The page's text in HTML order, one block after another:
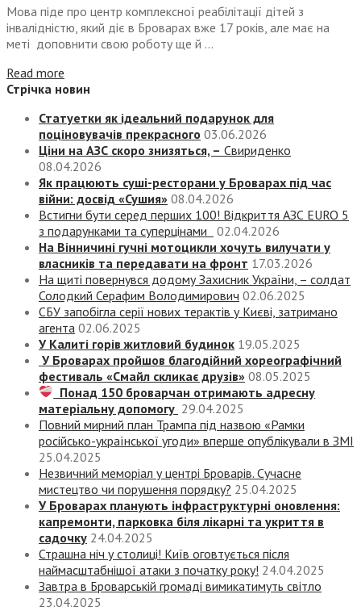
Мова піде про центр комплексної реабілітації дітей з
інвалідністю, який діє в Броварах вже 17 років, але має на
меті доповнити свою роботу ще й ...
Read more
Стрічка новин
Статуетки як ідеальний подарунок для
поціновувачів прекрасного 03.06.2026
Ціни на АЗС скоро знизяться, – Свириденко
08.04.2026
Як працюють суші-ресторани у Броварах під час
війни: досвід «Сушия» 08.04.2026
Встигни бути серед перших 100! Відкриття АЗС EURO 5
з подарунками та суперцінами
02.04.2026
На Вінничині гучні мотоцикли хочуть вилучати у
власників та передавати на фронт 17.03.2026
На щиті повернувся додому Захисник України, – солдат
Солодкий Серафим Володимирович 02.06.2025
СБУ запобігла серії нових терактів у Києві, затримано
агента 02.06.2025
У Калиті горів житловий будинок 19.05.2025
У Броварах пройшов благодійний хореографічний
фестиваль «Смайл скликає друзів» 08.05.2025
Понад 150 броварчан отримають адресну
матеріальну допомогу 29.04.2025
Повний мирний план Трампа під назвою «‎Рамки
російсько-української угоди» вперше опублікували в ЗМІ
25.04.2025
Незвичний меморіал у центрі Броварів. Сучасне
мистецтво чи порушення порядку? 25.04.2025
У Броварах планують інфраструктурні оновлення:
капремонти, парковка біля лікарні та укриття в
садочку 24.04.2025
Страшна ніч у столиці! Київ оговтується після
наймасштабнішої атаки з початку року! 24.04.2025
Завтра в Броварській громаді вимикатимуть світло
23.04.2025